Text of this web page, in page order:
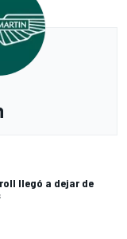
llegó a dejar de